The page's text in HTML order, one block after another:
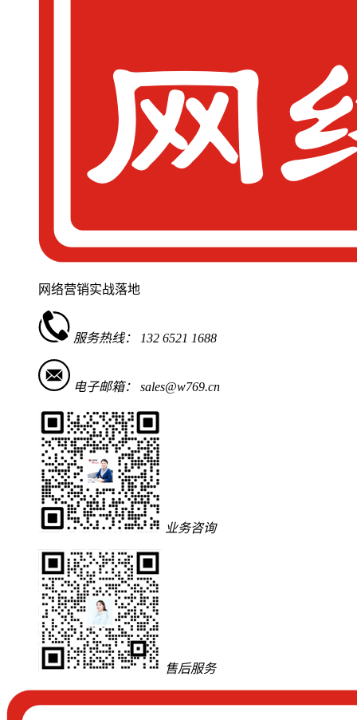
网络营销实战落地
服务热线： 132 6521 1688
电子邮箱： sales@w769.cn
业务咨询
售后服务